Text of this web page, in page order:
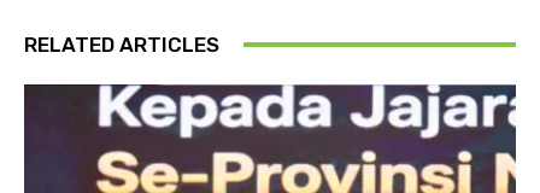
RELATED ARTICLES